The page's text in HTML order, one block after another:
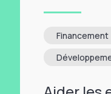
Financement